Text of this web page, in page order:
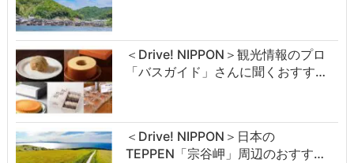
＜Drive! NIPPON＞観光情報のプロ
「バスガイド」さんに聞くおすす…
＜Drive! NIPPON＞日本の
TEPPEN「宗谷岬」周辺のおすす…